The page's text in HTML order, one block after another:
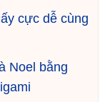
cực dễ cùng
Noel bằng